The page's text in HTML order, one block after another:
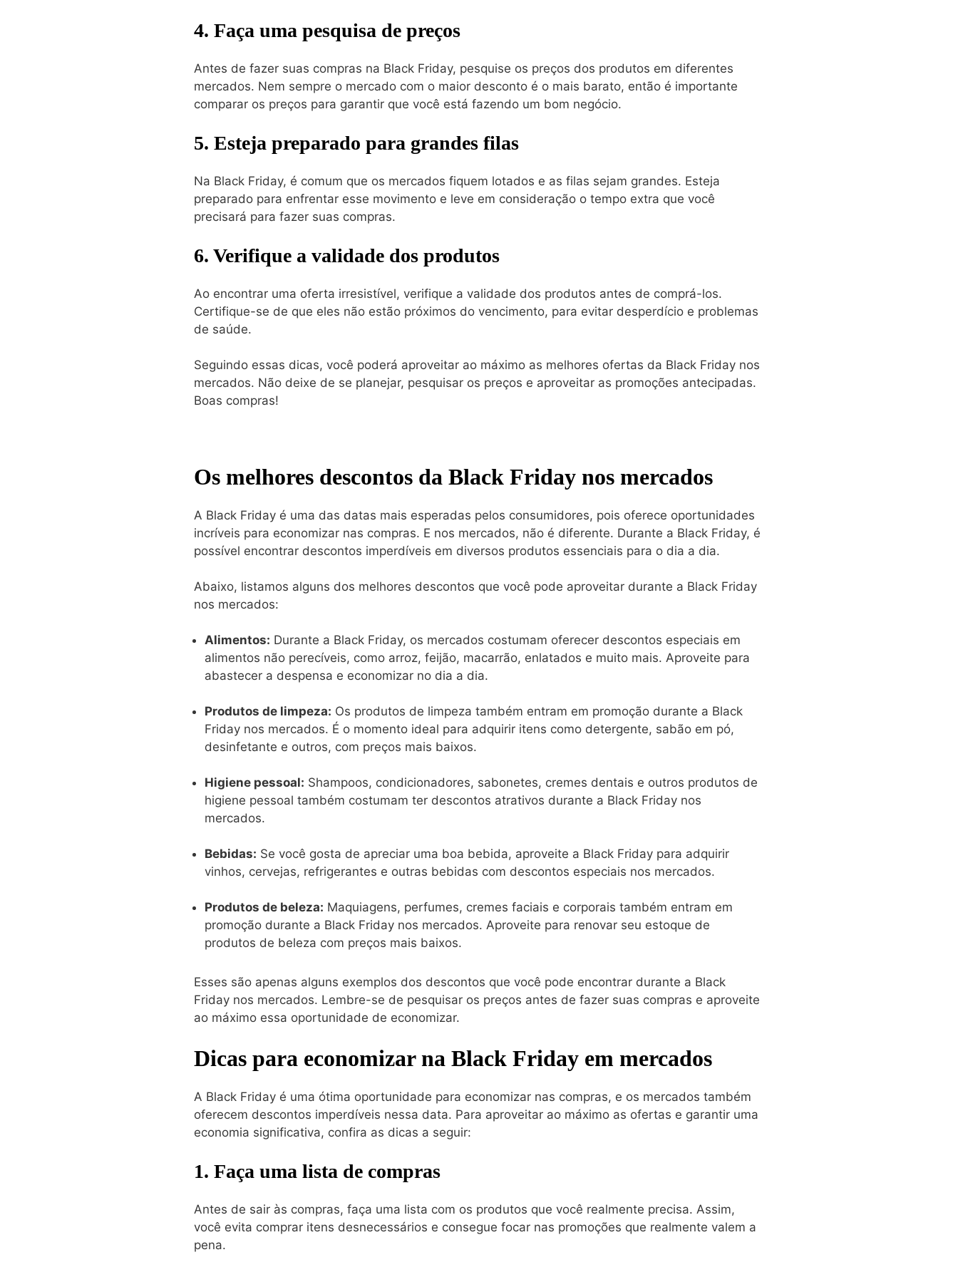
4. Faça uma pesquisa de preços
Antes de fazer suas compras na Black Friday, pesquise os preços dos produtos em diferentes
mercados. Nem sempre o mercado com o maior desconto é o mais barato, então é importante
comparar os preços para garantir que você está fazendo um bom negócio.
5. Esteja preparado para grandes filas
Na Black Friday, é comum que os mercados fiquem lotados e as filas sejam grandes. Esteja
preparado para enfrentar esse movimento e leve em consideração o tempo extra que você
precisará para fazer suas compras.
6. Verifique a validade dos produtos
Ao encontrar uma oferta irresistível, verifique a validade dos produtos antes de comprá-los.
Certifique-se de que eles não estão próximos do vencimento, para evitar desperdício e problemas
de saúde.
Seguindo essas dicas, você poderá aproveitar ao máximo as melhores ofertas da Black Friday nos
mercados. Não deixe de se planejar, pesquisar os preços e aproveitar as promoções antecipadas.
Boas compras!
Os melhores descontos da Black Friday nos mercados
A Black Friday é uma das datas mais esperadas pelos consumidores, pois oferece oportunidades
incríveis para economizar nas compras. E nos mercados, não é diferente. Durante a Black Friday, é
possível encontrar descontos imperdíveis em diversos produtos essenciais para o dia a dia.
Abaixo, listamos alguns dos melhores descontos que você pode aproveitar durante a Black Friday
nos mercados:
Alimentos: Durante a Black Friday, os mercados costumam oferecer descontos especiais em
alimentos não perecíveis, como arroz, feijão, macarrão, enlatados e muito mais. Aproveite para
abastecer a despensa e economizar no dia a dia.
Produtos de limpeza: Os produtos de limpeza também entram em promoção durante a Black
Friday nos mercados. É o momento ideal para adquirir itens como detergente, sabão em pó,
desinfetante e outros, com preços mais baixos.
Higiene pessoal: Shampoos, condicionadores, sabonetes, cremes dentais e outros produtos de
higiene pessoal também costumam ter descontos atrativos durante a Black Friday nos
mercados.
Bebidas: Se você gosta de apreciar uma boa bebida, aproveite a Black Friday para adquirir
vinhos, cervejas, refrigerantes e outras bebidas com descontos especiais nos mercados.
Produtos de beleza: Maquiagens, perfumes, cremes faciais e corporais também entram em
promoção durante a Black Friday nos mercados. Aproveite para renovar seu estoque de
produtos de beleza com preços mais baixos.
Esses são apenas alguns exemplos dos descontos que você pode encontrar durante a Black
Friday nos mercados. Lembre-se de pesquisar os preços antes de fazer suas compras e aproveite
ao máximo essa oportunidade de economizar.
Dicas para economizar na Black Friday em mercados
A Black Friday é uma ótima oportunidade para economizar nas compras, e os mercados também
oferecem descontos imperdíveis nessa data. Para aproveitar ao máximo as ofertas e garantir uma
economia significativa, confira as dicas a seguir:
1. Faça uma lista de compras
Antes de sair às compras, faça uma lista com os produtos que você realmente precisa. Assim,
você evita comprar itens desnecessários e consegue focar nas promoções que realmente valem a
pena.